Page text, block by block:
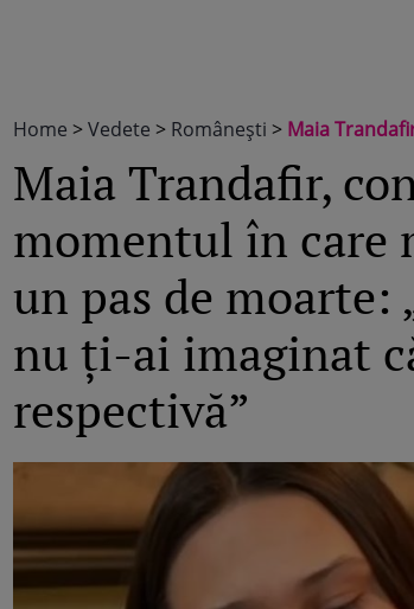
Home >Vedete > Româneşti > Maia Trandafir, confesiuni
Maia Trandafir,
momentul în care
un pas de moarte:
nu ți-ai imaginat
respectivă”